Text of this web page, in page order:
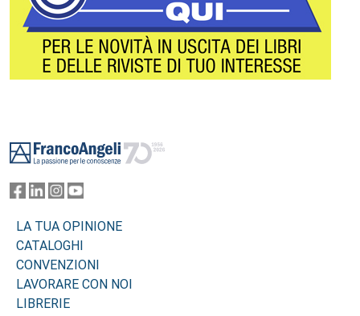
LA TUA OPINIONE
CATALOGHI
CONVENZIONI
LAVORARE CON NOI
LIBRERIE